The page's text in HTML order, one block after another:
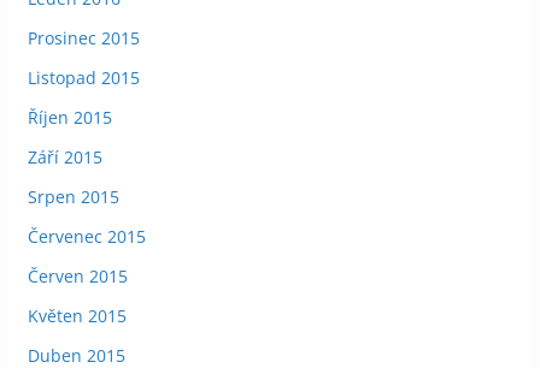
Prosinec 2015
Listopad 2015
Říjen 2015
Září 2015
Srpen 2015
Červenec 2015
Červen 2015
Květen 2015
Duben 2015